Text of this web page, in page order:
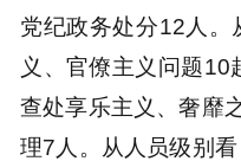
党纪政务处分12人。
义、官僚主义问题10
查处享乐主义、奢靡
理7人。从人员级别